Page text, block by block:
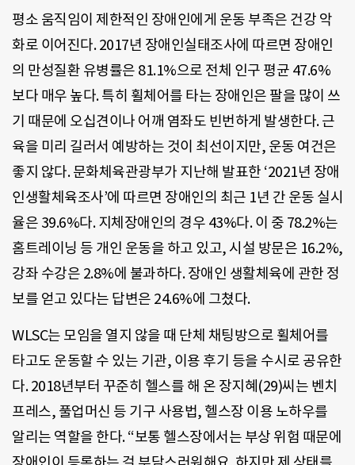
평소 움직임이 제한적인 장애인에게 운동 부족은 건강 악
화로 이어진다. 2017년 장애인실태조사에 따르면 장애인
의 만성질환 유병률은 81.1%으로 전체 인구 평균 47.6%
보다 매우 높다. 특히 휠체어를 타는 장애인은 팔을 많이 쓰
기 때문에 오십견이나 어깨 염좌도 빈번하게 발생한다. 근
육을 미리 길러서 예방하는 것이 최선이지만, 운동 여건은
좋지 않다. 문화체육관광부가 지난해 발표한 ‘2021년 장애
인생활체육조사’에 따르면 장애인의 최근 1년 간 운동 실시
율은 39.6%다. 지체장애인의 경우 43%다. 이 중 78.2%는
홈트레이닝 등 개인 운동을 하고 있고, 시설 방문은 16.2%,
강좌 수강은 2.8%에 불과하다. 장애인 생활체육에 관한 정
보를 얻고 있다는 답변은 24.6%에 그쳤다.
WLSC는 모임을 열지 않을 때 단체 채팅방으로 휠체어를
타고도 운동할 수 있는 기관, 이용 후기 등을 수시로 공유한
다. 2018년부터 꾸준히 헬스를 해 온 장지혜(29)씨는 벤치
프레스, 풀업머신 등 기구 사용법, 헬스장 이용 노하우를
알리는 역할을 한다. “보통 헬스장에서는 부상 위험 때문에